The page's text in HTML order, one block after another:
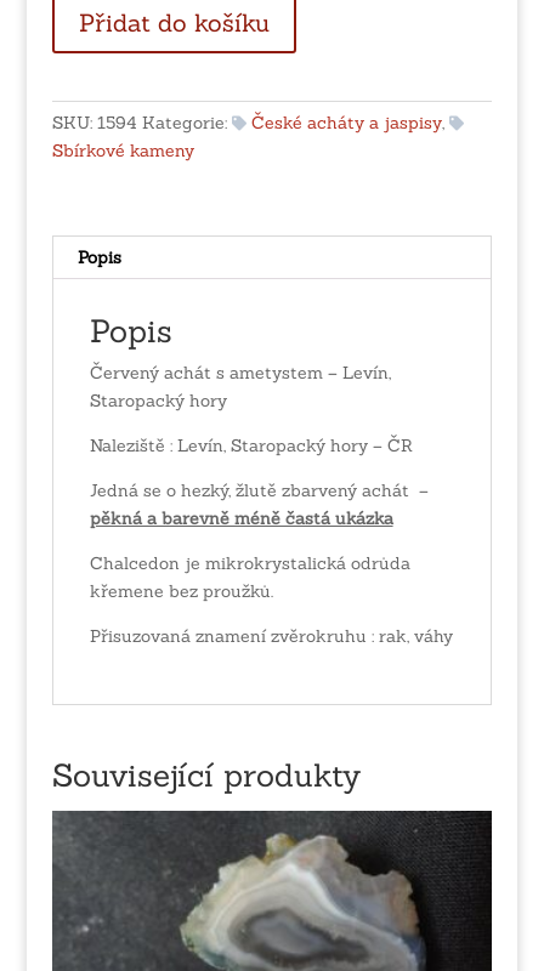
achát
-
Staropacký
hory
Přidat do košíku
SKU: 1594 Kategorie: České acháty a jaspisy,
Sbírkové kameny
Popis
Popis
Červený achát s ametystem – Levín,
Staropacký hory
Naleziště : Levín, Staropacký hory – ČR
Jedná se o hezký, žlutě zbarvený achát –
pěkná a barevně méně častá ukázka
Chalcedon je mikrokrystalická odrůda
křemene bez proužků.
Přisuzovaná znamení zvěrokruhu : rak, váhy
Související produkty